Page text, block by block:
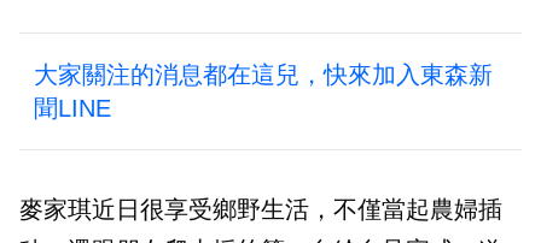
大家關注的消息都在這兒，快來加入東森新
聞LINE
麥家琪近日很享受鄉野生活，不僅當起農婦插